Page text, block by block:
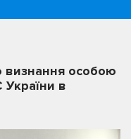
визнання особою
в